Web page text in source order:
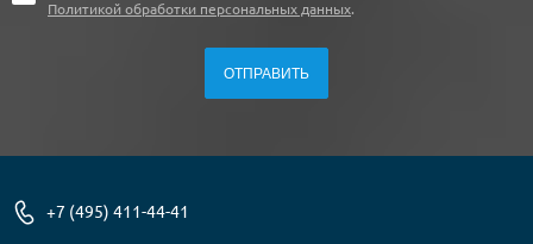
Политикой обработки персональных данных.
+7 (495) 411-44-41